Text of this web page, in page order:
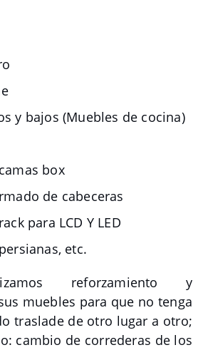
y bajos (Muebles de cocina)
box
de cabeceras
para LCD Y LED
etc.
reforzamiento y
muebles para que no tenga
traslade de otro lugar a otro;
cambio de correderas de los